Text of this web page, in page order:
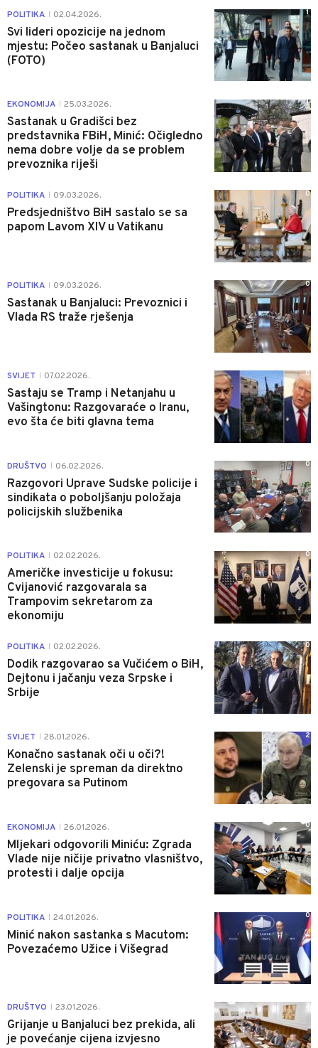
POLITIKA 02.04.2026.
Svi lideri opozicije na jednom
mjestu: Počeo sastanak u Banjaluci
(FOTO)
1
EKONOMIJA 25.03.2026.
Sastanak u Gradišci bez
predstavnika FBiH, Minić: Očigledno
nema dobre volje da se problem
prevoznika riješi
1
POLITIKA 09.03.2026.
Predsjedništvo BiH sastalo se sa
papom Lavom XIV u Vatikanu
0
POLITIKA 09.03.2026.
Sastanak u Banjaluci: Prevoznici i
Vlada RS traže rješenja
0
SVIJET 07.02.2026.
Sastaju se Tramp i Netanjahu u
Vašingtonu: Razgovaraće o Iranu,
evo šta će biti glavna tema
0
DRUŠTVO 06.02.2026.
Razgovori Uprave Sudske policije i
sindikata o poboljšanju položaja
policijskih službenika
0
POLITIKA 02.02.2026.
Američke investicije u fokusu:
Cvijanović razgovarala sa
Trampovim sekretarom za
ekonomiju
0
POLITIKA 02.02.2026.
Dodik razgovarao sa Vučićem o BiH,
Dejtonu i jačanju veza Srpske i
Srbije
0
SVIJET 28.01.2026.
Konačno sastanak oči u oči?!
Zelenski je spreman da direktno
pregovara sa Putinom
2
EKONOMIJA 26.01.2026.
Mljekari odgovorili Miniću: Zgrada
Vlade nije ničije privatno vlasništvo,
protesti i dalje opcija
0
POLITIKA 24.01.2026.
Minić nakon sastanka s Macutom:
Povezaćemo Užice i Višegrad
0
DRUŠTVO 23.01.2026.
Grijanje u Banjaluci bez prekida, ali
je povećanje cijena izvjesno
2